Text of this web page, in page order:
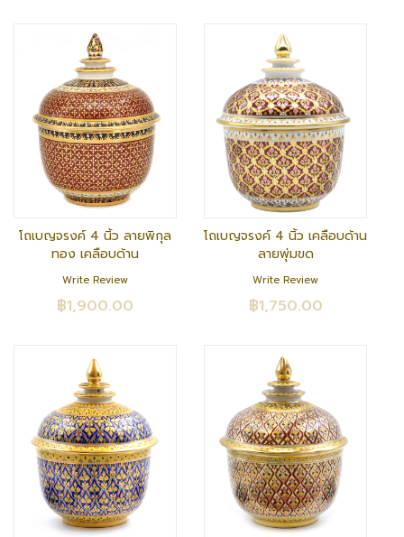
โถเบญจรงค์ 4 นิ้ว ลายพิกุล
ทอง เคลือบด้าน
Write Review
฿1,900.00
โถเบญจรงค์ 4 นิ้ว เคลือบด้าน
ลายพุ่มขด
Write Review
฿1,750.00